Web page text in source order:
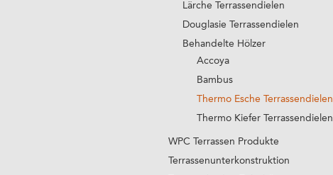
Lärche Terrassendielen
Douglasie Terrassendielen
Behandelte Hölzer
Accoya
Bambus
Thermo Esche Terrassendielen
Thermo Kiefer Terrassendielen
WPC Terrassen Produkte
Terrassenunterkonstruktion